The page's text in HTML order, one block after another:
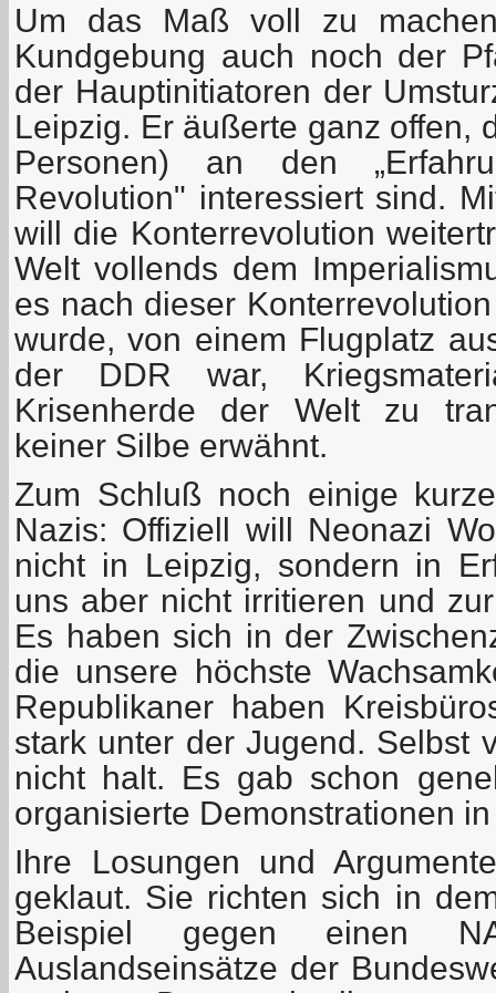
Um das Maß voll zu
Kundgebung auch noch der
der Hauptinitiatoren der
Leipzig. Er äußerte ganz offen,
Personen) an den
Revolution" interessiert sind.
will die Konterrevolution
Welt vollends dem
es nach dieser
wurde, von einem Flugplatz
der DDR war,
Krisenherde der Welt zu
keiner Silbe erwähnt.
Zum Schluß noch einige
Nazis: Offiziell will Neonazi
nicht in Leipzig, sondern in
uns aber nicht irritieren und
Es haben sich in der
die unsere höchste
Republikaner haben
stark unter der Jugend. Selbst
nicht halt. Es gab schon
organisierte Demonstrationen
Ihre Losungen und
geklaut. Sie richten sich in
Beispiel gegen einen
Auslandseinsätze der